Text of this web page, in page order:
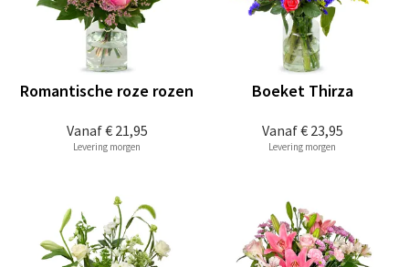
Vanaf€ 21,95
Romantische roze rozen
Levering morgen
Vanaf€ 23,95
Boeket Thirza
Levering morgen